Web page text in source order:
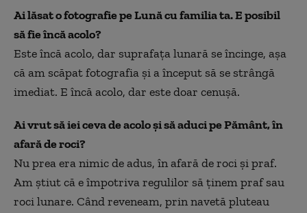
Ai lăsat o fotografie pe Lună cu familia ta. E posibil
să fie încă acolo?
Este încă acolo, dar suprafața lunară se încinge, așa
că am scăpat fotografia și a început să se strângă
imediat. E încă acolo, dar este doar cenușă.
Ai vrut să iei ceva de acolo și să aduci pe Pământ, în
afară de roci?
Nu prea era nimic de adus, în afară de roci și praf.
Am știut că e împotriva regulilor să ținem praf sau
roci lunare. Când reveneam, prin navetă pluteau